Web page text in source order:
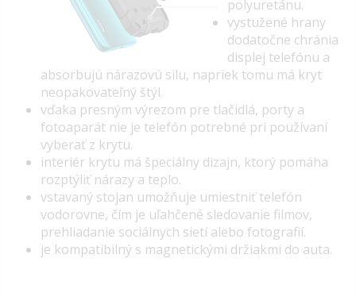
polyuretánu.
vystužené hrany
dodatočne chránia
displej telefónu a
absorbujú nárazovú silu, napriek tomu má kryt
neopakovateľný štýl.
vďaka presným výrezom pre tlačidlá, porty a
fotoaparát nie je telefón potrebné pri používaní
vyberať z krytu.
interiér krytu má špeciálny dizajn, ktorý pomáha
rozptýliť nárazy a teplo.
vstavaný stojan umožňuje umiestniť telefón
vodorovne, čím je uľahčené sledovanie filmov,
prehliadanie sociálnych sietí alebo fotografií.
je kompatibilný s magnetickými držiakmi do auta.